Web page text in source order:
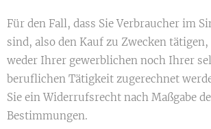
Für den Fall, dass Sie Verbraucher im
sind, also den Kauf zu Zwecken
weder Ihrer gewerblichen noch Ihrer
beruflichen Tätigkeit zugerechnet
Sie ein Widerrufsrecht nach Maßgabe
Bestimmungen.